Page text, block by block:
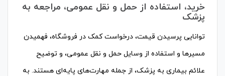
خرید، استفاده از حمل و نقل عمومی، مراجعه به
پزشک
توانایی پرسیدن قیمت، درخواست کمک در فروشگاه، فهمیدن
مسیرها و استفاده از وسایل حمل و نقل عمومی، و توضیح
علائم بیماری به پزشک، از جمله مهارت‌های پایه‌ای هستند. به